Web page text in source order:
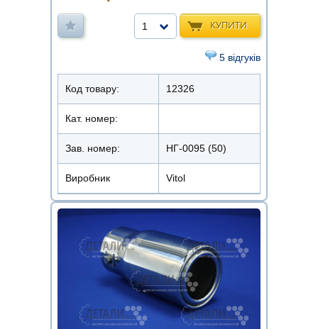
КУПИТИ
1
5 відгуків
Код товару: 12326
Кат. номер:
Зав. номер: НГ-0095 (50)
Виробник Vitol